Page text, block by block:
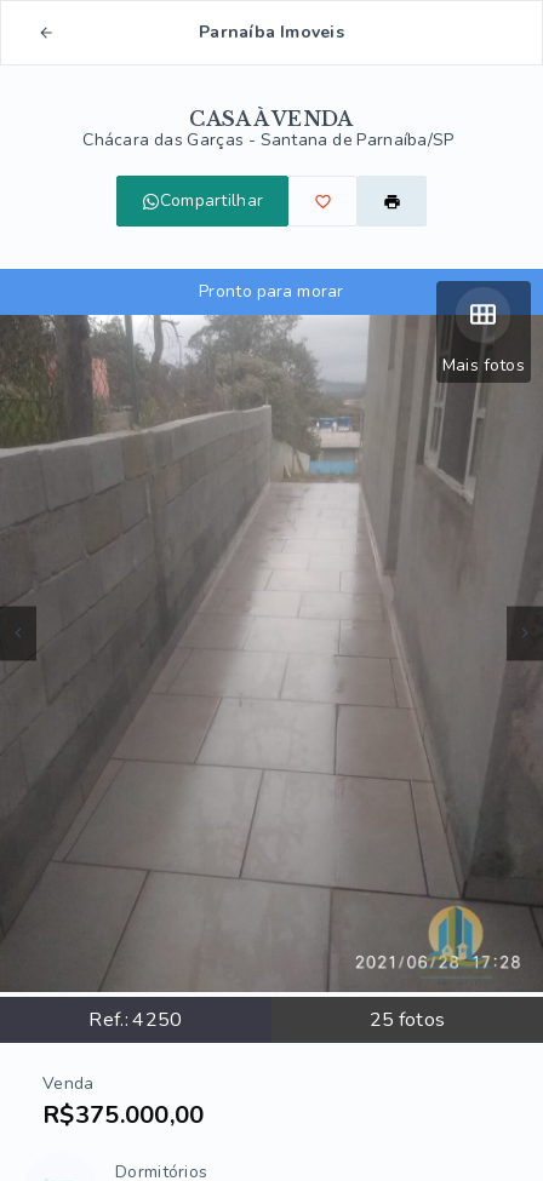
Parnaíba Imoveis
CASA À VENDA
Chácara das Garças - Santana de Parnaíba/SP
Compartilhar
Mais fotos
Ref.:4250 25 fotos
Pronto para morar
Venda
R$375.000,00
Dormitórios